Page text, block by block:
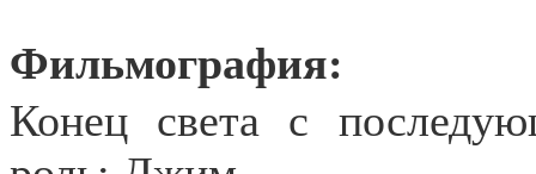
Фильмография:
Конец света с